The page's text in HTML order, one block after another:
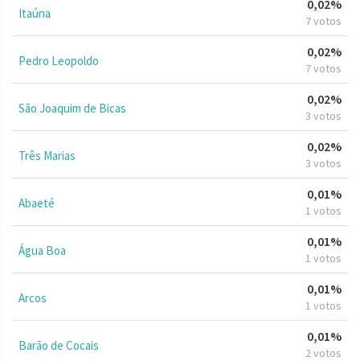
Itaúna
0,02%
7 votos
Pedro Leopoldo
0,02%
7 votos
São Joaquim de Bicas
0,02%
3 votos
Três Marias
0,02%
3 votos
Abaeté
0,01%
1 votos
Água Boa
0,01%
1 votos
Arcos
0,01%
1 votos
Barão de Cocais
0,01%
2 votos